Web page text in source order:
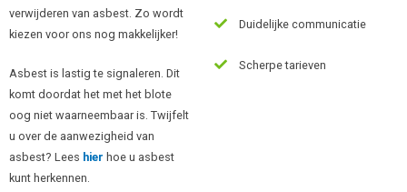
verwijderen van asbest. Zo wordt
kiezen voor ons nog makkelijker!
Asbest is lastig te signaleren. Dit
komt doordat het met het blote
oog niet waarneembaar is. Twijfelt
u over de aanwezigheid van
asbest? Lees hier hoe u asbest
kunt herkennen.
Duidelijke communicatie
Scherpe tarieven